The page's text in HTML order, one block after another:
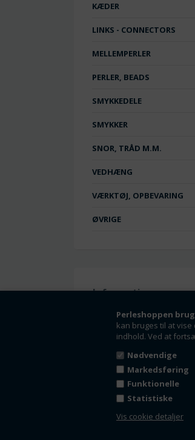
Perleshoppen
kan bruges til at
indhold. Ved at
Nødvendige
Markedsføring
Funktionelle
Statistiske
Vis cookie detaljer
KÆDER
LINKS - CONNECTORS
MELLEMPERLER
PERLER, BEADS
SMYKKEDELE
SMYKKER
SNOR, TRÅD M.M.
VEDHÆNG
VÆRKTØJ, OPBEVARING
ØVRIGE
Information
Handelsbetingelser
Fortrydelsesret
Nyheder
Fortryd dit køb